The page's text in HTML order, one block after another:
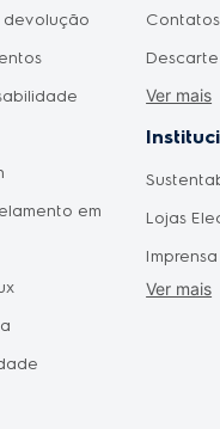
em
Meu
Como
Ver mais
Lojas
Imprensa
Ver mais